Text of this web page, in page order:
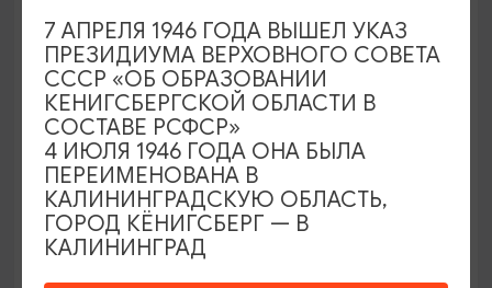
МАСТЕР-КЛАССЫ
Мастер-классы по керамике Елены
Бодяковой
7 АПРЕЛЯ 1946 ГОДА ВЫШЕЛ УКАЗ
ПРЕЗИДИУМА ВЕРХОВНОГО СОВЕТА
СССР «ОБ ОБРАЗОВАНИИ
КЕНИГСБЕРГСКОЙ ОБЛАСТИ В
СОСТАВЕ РСФСР»
4 ИЮЛЯ 1946 ГОДА ОНА БЫЛА
ПЕРЕИМЕНОВАНА В
КАЛИНИНГРАДСКУЮ ОБЛАСТЬ,
ГОРОД КЁНИГСБЕРГ — В
КАЛИНИНГРАД